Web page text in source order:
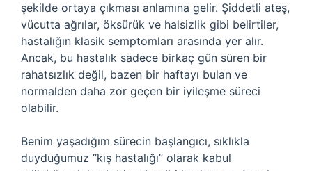
şekilde ortaya çıkması anlamına gelir. Şiddetli ateş,
vücutta ağrılar, öksürük ve halsizlik gibi belirtiler,
hastalığın klasik semptomları arasında yer alır.
Ancak, bu hastalık sadece birkaç gün süren bir
rahatsızlık değil, bazen bir haftayı bulan ve
normalden daha zor geçen bir iyileşme süreci
olabilir.
Benim yaşadığım sürecin başlangıcı, sıklıkla
duyduğumuz “kış hastalığı” olarak kabul